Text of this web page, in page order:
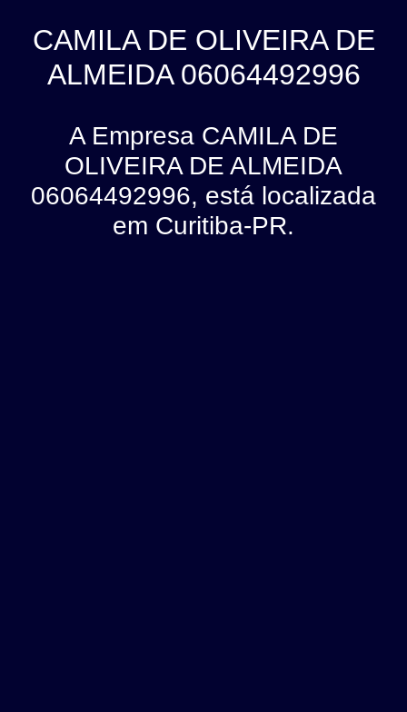
CAMILA DE OLIVEIRA DE
ALMEIDA 06064492996
A Empresa CAMILA DE
OLIVEIRA DE ALMEIDA
06064492996, está localizada
em Curitiba-PR.